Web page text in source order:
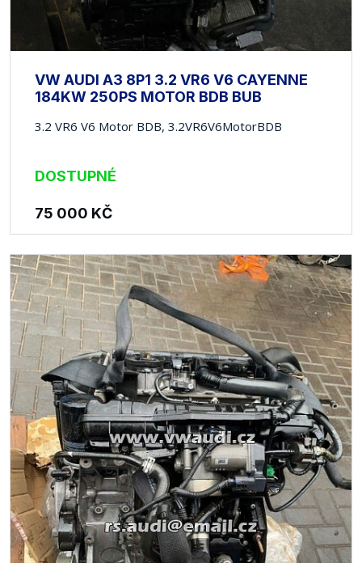
VW AUDI A3 8P1 3.2 VR6 V6 CAYENNE
184KW 250PS MOTOR BDB BUB
3.2 VR6 V6 Motor BDB, 3.2VR6V6MotorBDB
DOSTUPNÉ
75 000 KČ